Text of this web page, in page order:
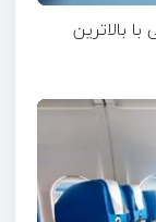
با بالاترین